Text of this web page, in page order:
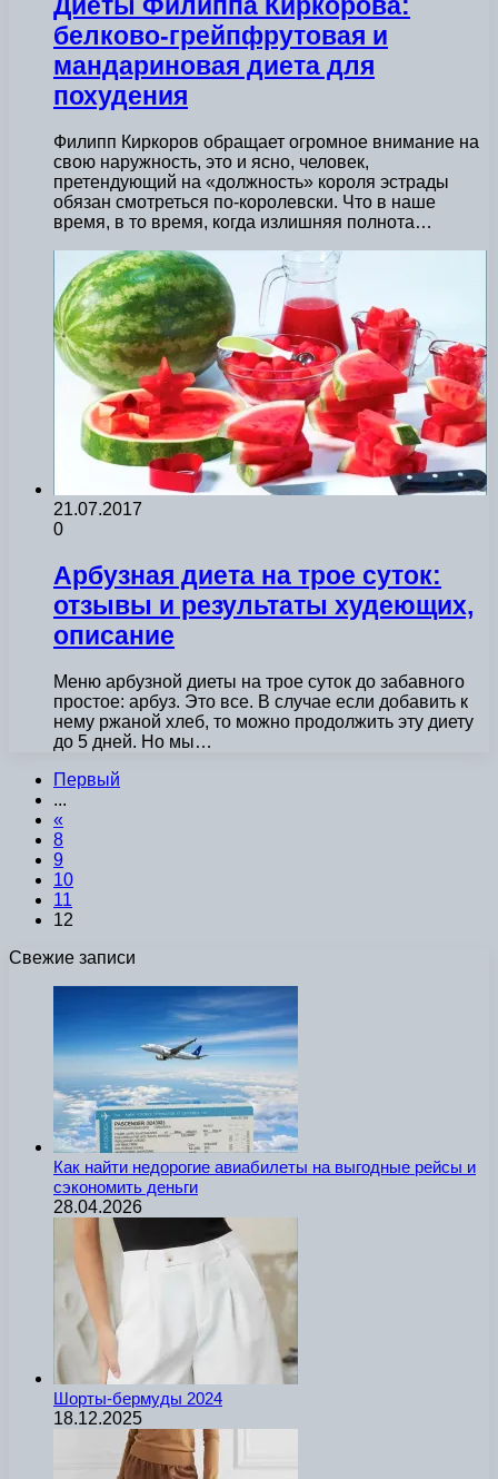
белково-грейпфрутовая и
мандариновая диета для
похудения
Филипп Киркоров обращает огромное внимание на
свою наружность, это и ясно, человек,
претендующий на «должность» короля эстрады
обязан смотреться по-королевски. Что в наше
время, в то время, когда излишняя полнота…
21.07.2017
0
Арбузная диета на трое суток:
отзывы и результаты худеющих,
описание
Меню арбузной диеты на трое суток до забавного
простое: арбуз. Это все. В случае если добавить к
нему ржаной хлеб, то можно продолжить эту диету
до 5 дней. Но мы…
Первый
...
«
8
9
10
11
12
Свежие записи
Как найти недорогие авиабилеты на выгодные рейсы и
сэкономить деньги
28.04.2026
Шорты-бермуды 2024
18.12.2025